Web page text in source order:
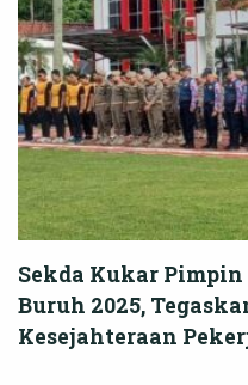
Sekda Kukar
Buruh 2025,
Kesejahteraan